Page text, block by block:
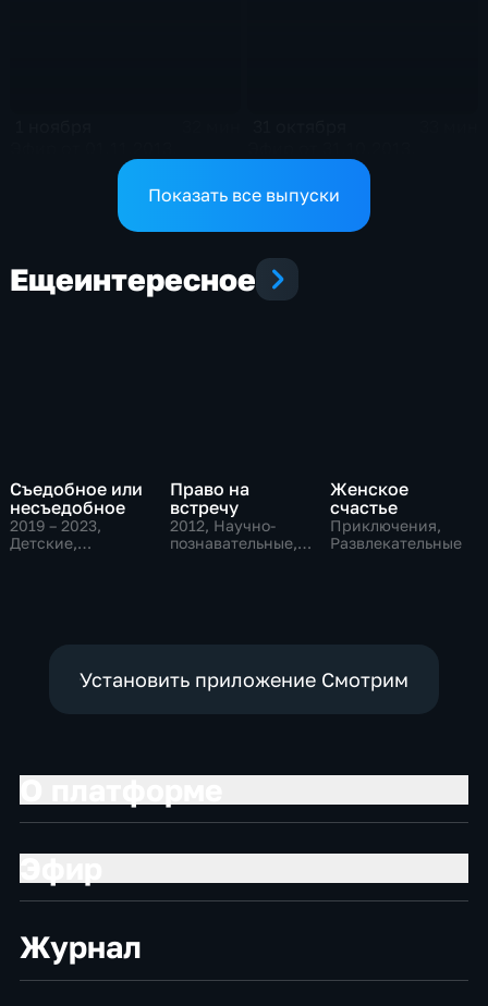
Показать все выпуски
Ещеинтересное
Съедобное или
несъедобное
2019 – 2023,
Детские,
Право на
встречу
2012, Научно-
познавательные,
Женское
счастье
Приключения,
Развлекательные
Установить приложение Смотрим
Журнал